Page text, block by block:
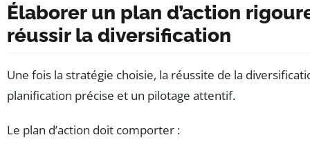
Élaborer un plan d’action
réussir la diversification
Une fois la stratégie choisie, la réussite de la
planification précise et un pilotage attentif.
Le plan d’action doit comporter :